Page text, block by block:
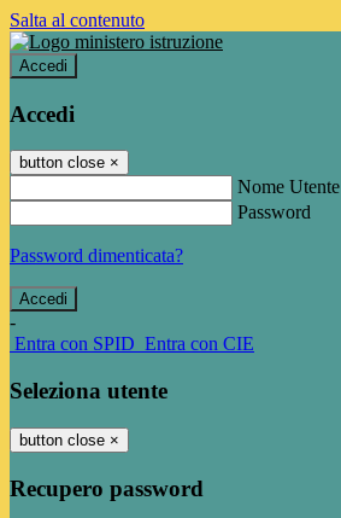
Salta al contenuto
Accedi
Accedi
button close ×
Nome Utente
Password
Password dimenticata?
-
Entra con SPID Entra con CIE
Seleziona utente
button close ×
Recupero password